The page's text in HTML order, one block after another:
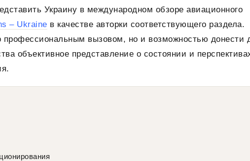
Украину в международном обзоре авиационного
– Ukraine в качестве авторки соответствующего раздела.
профессиональным вызовом, но и возможностью донести
объективное представление о состоянии и